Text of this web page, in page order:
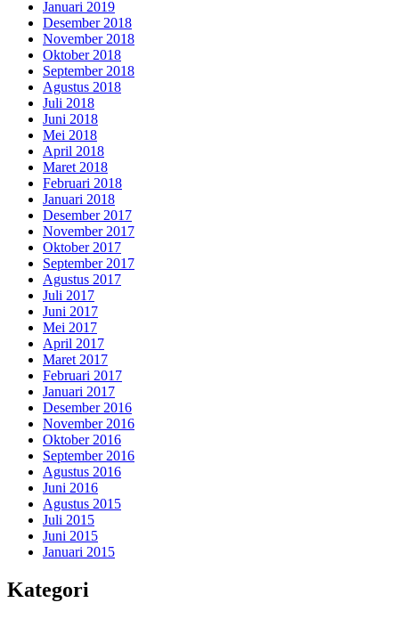
Januari 2019
Desember 2018
November 2018
Oktober 2018
September 2018
Agustus 2018
Juli 2018
Juni 2018
Mei 2018
April 2018
Maret 2018
Februari 2018
Januari 2018
Desember 2017
November 2017
Oktober 2017
September 2017
Agustus 2017
Juli 2017
Juni 2017
Mei 2017
April 2017
Maret 2017
Februari 2017
Januari 2017
Desember 2016
November 2016
Oktober 2016
September 2016
Agustus 2016
Juni 2016
Agustus 2015
Juli 2015
Juni 2015
Januari 2015
Kategori